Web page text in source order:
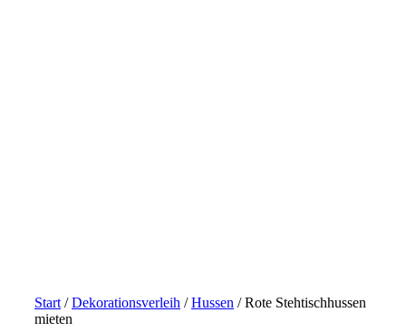
Start /Dekorationsverleih /Hussen / Rote Stehtischhussen
mieten